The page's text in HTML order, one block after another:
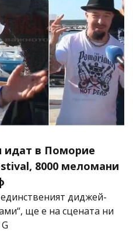
идат в Поморие
8000 меломани
диджей-
ще е на сцената ни